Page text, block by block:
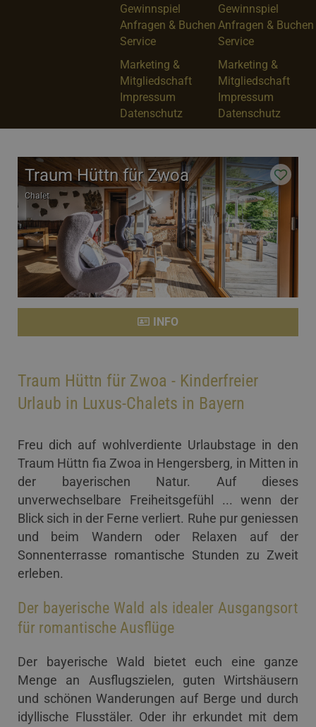
Gewinnspiel
Anfragen & Buchen
Service
Marketing &
Mitgliedschaft
Impressum
Datenschutz
Gewinnspiel
Anfragen & Buchen
Service
Marketing &
Mitgliedschaft
Impressum
Datenschutz
Traum Hüttn für Zwoa
Chalet
INFO
Traum Hüttn für Zwoa - Kinderfreier
Urlaub in Luxus-Chalets in Bayern
Freu dich auf wohlverdiente Urlaubstage in den
Traum Hüttn fia Zwoa in Hengersberg, in Mitten in
der bayerischen Natur. Auf dieses
unverwechselbare Freiheitsgefühl ... wenn der
Blick sich in der Ferne verliert. Ruhe pur geniessen
und beim Wandern oder Relaxen auf der
Sonnenterrasse romantische Stunden zu Zweit
erleben.
Der bayerische Wald als idealer Ausgangsort
für romantische Ausflüge
Der bayerische Wald bietet euch eine ganze
Menge an Ausflugszielen, guten Wirtshäusern
und schönen Wanderungen auf Berge und durch
idyllische Flusstäler. Oder ihr erkundet mit dem